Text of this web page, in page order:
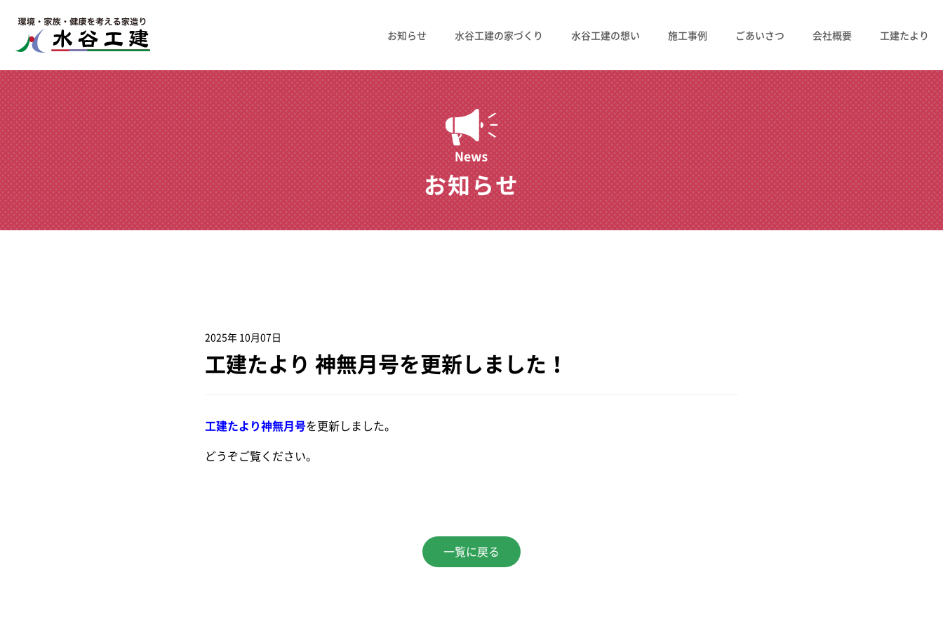
お知らせ 水谷工建の家づくり 水谷工建の想い 施工事例 ごあいさつ 会社概要 工建たより
お知らせ
2025年 10月07日
工建たより 神無月号を更新しました！
工建たより神無月号を更新しました。
どうぞご覧ください。
一覧に戻る